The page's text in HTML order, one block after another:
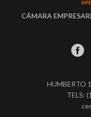
CÁMARA
HUMBERTO
TELS: